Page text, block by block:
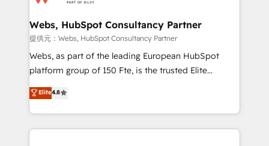
and build using HubSpot 🔌 Integrating HubSpot
with other systems 🎓 Training your teams to be
HubSpot pros 📊 Lead generation services using
HubSpot Why us? - SIX HubSpot Accreditations -
CRM, Solutions Architecture, Onboarding , Data
Migration, Custom Integration & Platform
Webs, HubSpot Consultancy Partner
提供元：Webs, HubSpot Consultancy Partner
Webs, as part of the leading European HubSpot
platform group of 150 Fte, is the trusted Elite
HubSpot CRM Partner offering you a roadmap on
maximizing EBITDA and achieving Commercial
Excellence. With our targeted processes, we
strengthen your digital transformation and minimize
Elite4.8